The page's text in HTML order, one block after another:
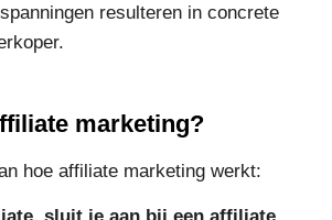
resulteren in concrete
marketing?
hoe affiliate marketing werkt: